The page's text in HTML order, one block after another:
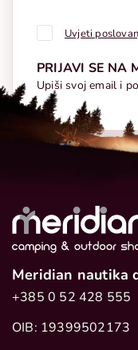
Uvjeti
PRIJAVI SE NA
Upiši svoj email i
Meridian nautika
+385 0 52 428 555
OIB: 19399502173